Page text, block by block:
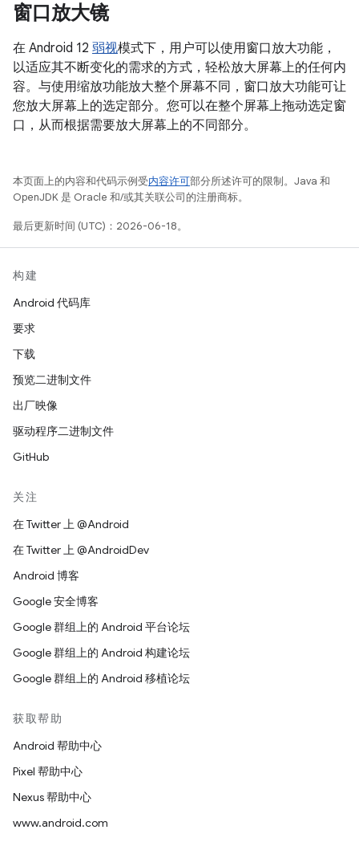
窗口放大镜
在 Android 12 弱视模式下，用户可以使用窗口放大功能，
以适应其不断变化的需求的方式，轻松放大屏幕上的任何内
容。与使用缩放功能放大整个屏幕不同，窗口放大功能可让
您放大屏幕上的选定部分。您可以在整个屏幕上拖动选定窗
口，从而根据需要放大屏幕上的不同部分。
本页面上的内容和代码示例受内容许可部分所述许可的限制。Java 和
OpenJDK 是 Oracle 和/或其关联公司的注册商标。
最后更新时间 (UTC)：2026-06-18。
构建
Android 代码库
要求
下载
预览二进制文件
出厂映像
驱动程序二进制文件
GitHub
关注
在 Twitter 上 @Android
在 Twitter 上 @AndroidDev
Android 博客
Google 安全博客
Google 群组上的 Android 平台论坛
Google 群组上的 Android 构建论坛
Google 群组上的 Android 移植论坛
获取帮助
Android 帮助中心
Pixel 帮助中心
Nexus 帮助中心
www.android.com